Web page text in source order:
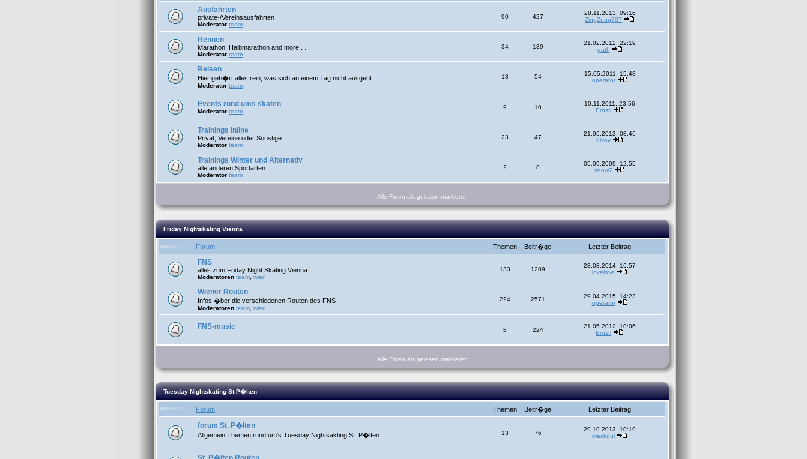
Ausfahrten
private-/Vereinsausfahrten
Moderator team
90 427
28.11.2013, 09:16
ZingZong707
Rennen
Marathon, Halbmarathon and more . . .
Moderator team
34 139
21.02.2012, 22:19
gath
Reisen
Hier geh�rt alles rein, was sich an einem Tag nicht ausgeht
Moderator team
18 54
15.05.2011, 15:48
operator
Events rund ums skaten
Moderator team
9 10
10.11.2011, 23:56
Ernstl
Trainings Inline
Privat, Vereine oder Sonstige
Moderator team
23 47
21.06.2013, 08:46
gilroy
Trainings Winter und Alternativ
alle anderen Sportarten
Moderator team
2 8
05.09.2009, 12:55
snow7
Alle Foren als gelesen markieren
Friday Nightskating Vienna
Forum Themen Beitr�ge Letzter Beitrag
FNS
alles zum Friday Night Skating Vienna
Moderatoren team wien
133 1209
23.03.2014, 16:57
lovelove
Wiener Routen
Infos �ber die verschiedenen Routen des FNS
Moderatoren team wien
224 2571
29.04.2015, 14:23
operator
FNS-music 8 224
21.05.2012, 10:06
Ernstl
Alle Foren als gelesen markieren
Tuesday Nightskating St.P�lten
Forum Themen Beitr�ge Letzter Beitrag
forum St. P�lten
Allgemein Themen rund um's Tuesday Nightsakting St. P�lten 13 76
29.10.2013, 10:19
blackgul